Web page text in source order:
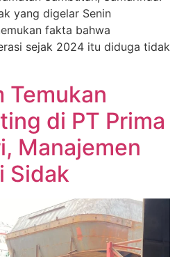
yang digelar Senin
fakta bahwa
sejak 2024 itu diduga tidak
Temukan
di PT Prima
Manajemen
Sidak